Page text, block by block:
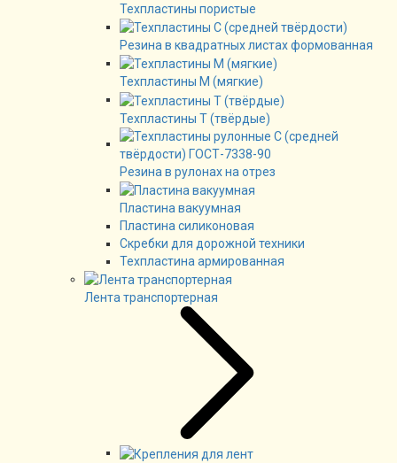
Техпластины пористые
Резина в квадратных листах формованная
Техпластины М (мягкие)
Техпластины Т (твёрдые)
Резина в рулонах на отрез
Пластина вакуумная
Пластина силиконовая
Скребки для дорожной техники
Техпластина армированная
Лента транспортерная